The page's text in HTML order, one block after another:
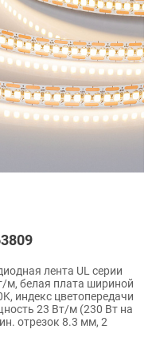
лента UL серии
м, белая плата шириной
индекс цветопередачи
23 Вт/м (230 Вт на
отрезок 8.3 мм, 2